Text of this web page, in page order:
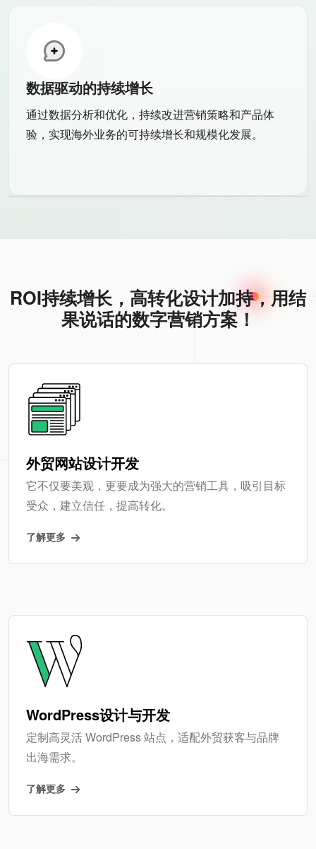
数据驱动的持续增长
通过数据分析和优化，持续改进营销策略和产品体
验，实现海外业务的可持续增长和规模化发展。
ROI持续增长，高转化设计加持，用结
果说话的数字营销方案！
外贸网站设计开发
它不仅要美观，更要成为强大的营销工具，吸引目标
受众，建立信任，提高转化。
了解更多
WordPress设计与开发
定制高灵活 WordPress 站点，适配外贸获客与品牌
出海需求。
了解更多